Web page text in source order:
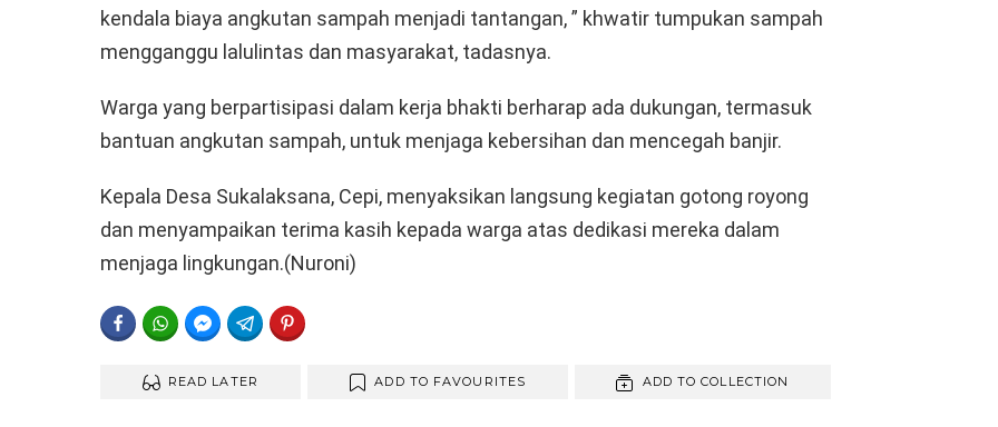
kendala biaya angkutan sampah menjadi tantangan, ” khwatir tumpukan sampah
mengganggu lalulintas dan masyarakat, tadasnya.
Warga yang berpartisipasi dalam kerja bhakti berharap ada dukungan, termasuk
bantuan angkutan sampah, untuk menjaga kebersihan dan mencegah banjir.
Kepala Desa Sukalaksana, Cepi, menyaksikan langsung kegiatan gotong royong
dan menyampaikan terima kasih kepada warga atas dedikasi mereka dalam
menjaga lingkungan.(Nuroni)
FACEBOOKWHATSAPPFACEBOOK MESSENGER
TELEGRAM
READ LATER ADD TO FAVOURITES ADD TO COLLECTION